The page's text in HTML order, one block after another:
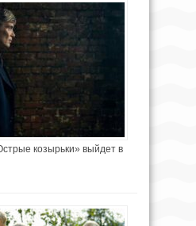
козырьки» выйдет в